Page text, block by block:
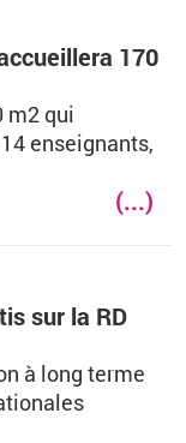
170
m2 qui
enseignants,
(...)
sur la RD
à long terme